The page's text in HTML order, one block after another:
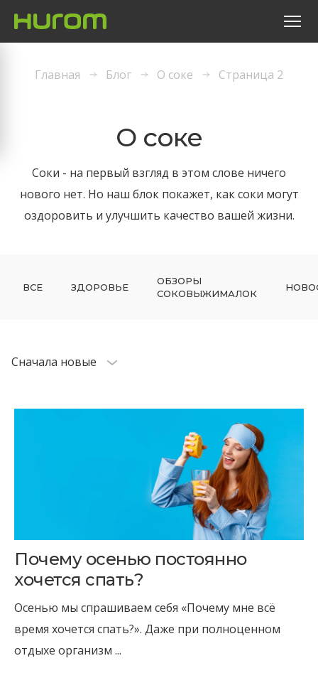
Главная Блог О соке Страница 2
О соке
Соки - на первый взгляд в этом слове ничего
нового нет. Но наш блок покажет, как соки могут
оздоровить и улучшить качество вашей жизни.
ВСЕ ЗДОРОВЬЕ
ОБЗОРЫ
СОКОВЫЖИМАЛОК
Cначала новые
Почему осенью постоянно
хочется спать?
Осенью мы спрашиваем себя «Почему мне всё
время хочется спать?». Даже при полноценном
отдыхе организм ...